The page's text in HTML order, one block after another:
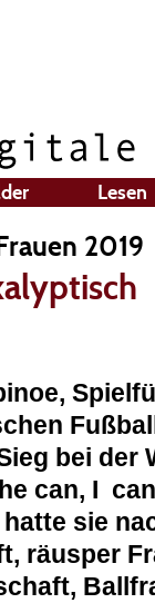
Lesen
2019
bei der
can, I
sie
räusper